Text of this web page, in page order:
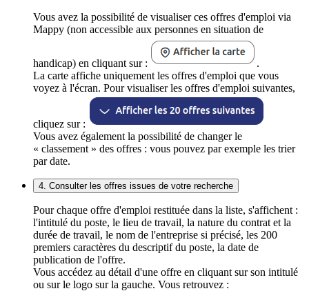
Vous avez la possibilité de visualiser ces offres d'emploi via
Mappy (non accessible aux personnes en situation de
handicap) en cliquant sur :
.
La carte affiche uniquement les offres d'emploi que vous
voyez à l'écran. Pour visualiser les offres d'emploi suivantes,
cliquez sur :
Vous avez également la possibilité de changer le
« classement » des offres : vous pouvez par exemple les trier
par date.
4. Consulter les offres issues de votre recherche
Pour chaque offre d'emploi restituée dans la liste, s'affichent :
l'intitulé du poste, le lieu de travail, la nature du contrat et la
durée de travail, le nom de l'entreprise si précisé, les 200
premiers caractères du descriptif du poste, la date de
publication de l'offre.
Vous accédez au détail d'une offre en cliquant sur son intitulé
ou sur le logo sur la gauche. Vous retrouvez :